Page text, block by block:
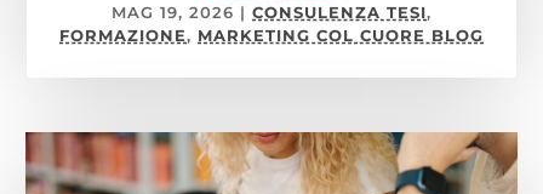
MAG 19, 2026 | CONSULENZA TESI,
FORMAZIONE, MARKETING COL CUORE BLOG